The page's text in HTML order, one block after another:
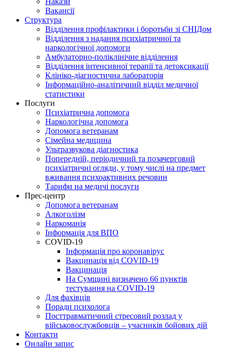
Вакансії
Структура
Відділення профілактики і боротьби зі СНІДом
Відділення з надання психіатричної та
наркологічної допомоги
Амбулаторно-поліклінічне відділення
Відділення інтенсивної терапії та детоксикації
Клініко-діагностична лабораторія
Інформаційно-аналітичний відділ медичної
статистики
Послуги
Психіатрична допомога
Наркологічна допомога
Допомога ветеранам
Сімейна медицина
Ультразвукова діагностика
Попередній, періодичний та позачерговий
психіатричні огляди, у тому числі на предмет
вживання психоактивних речовин
Тарифи на медичі послуги
Прес-центр
Допомога ветеранам
Алкоголізм
Наркоманія
Інформація для ВПО
COVID-19
Інформація про коронавірус
Вакцинація від COVID-19
Вакцинація
На Сумщині визначено 66 пунктів
тестування на COVID-19
Для фахівців
Поради психолога
Посттравматичний стресовий розлад у
військовослужбовців – учасників бойових дій
Контакти
Онлайн запис